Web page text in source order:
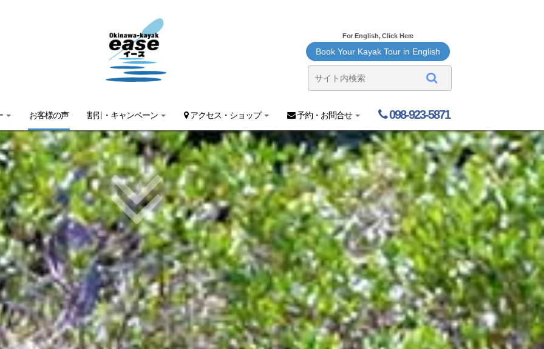
For English, Click Here
Book Your Kayak Tour in English
お客様の声 割引・キャンペーン アクセス・ショップ 予約・お問合せ 098-923-5871